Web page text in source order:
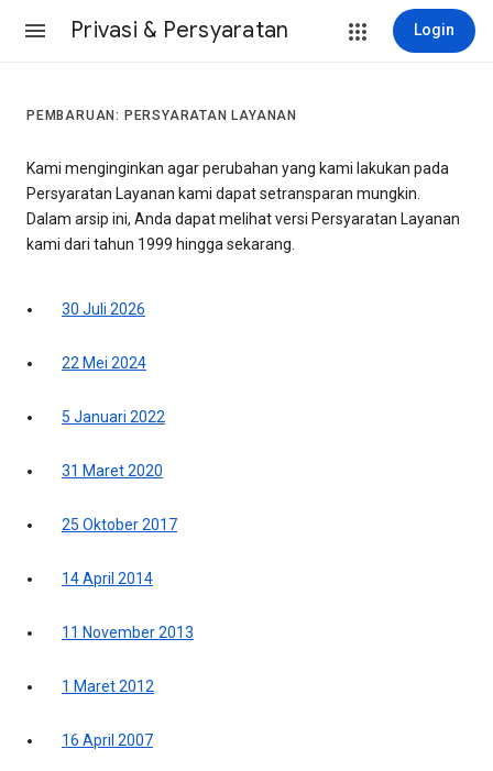
Privasi & Persyaratan Login
PEMBARUAN: PERSYARATAN LAYANAN
Kami menginginkan agar perubahan yang kami lakukan pada
Persyaratan Layanan kami dapat setransparan mungkin.
Dalam arsip ini, Anda dapat melihat versi Persyaratan Layanan
kami dari tahun 1999 hingga sekarang.
30 Juli 2026
22 Mei 2024
5 Januari 2022
31 Maret 2020
25 Oktober 2017
14 April 2014
11 November 2013
1 Maret 2012
16 April 2007